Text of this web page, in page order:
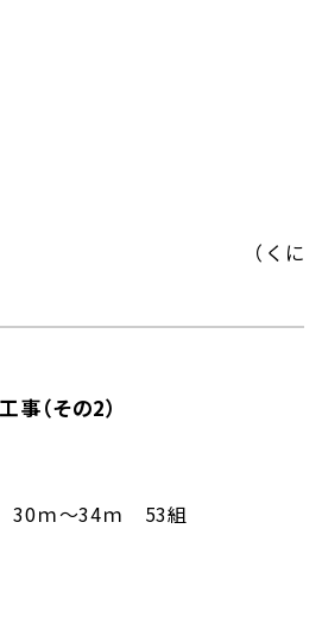
（くに
（その2）
30ｍ～34ｍ 53組